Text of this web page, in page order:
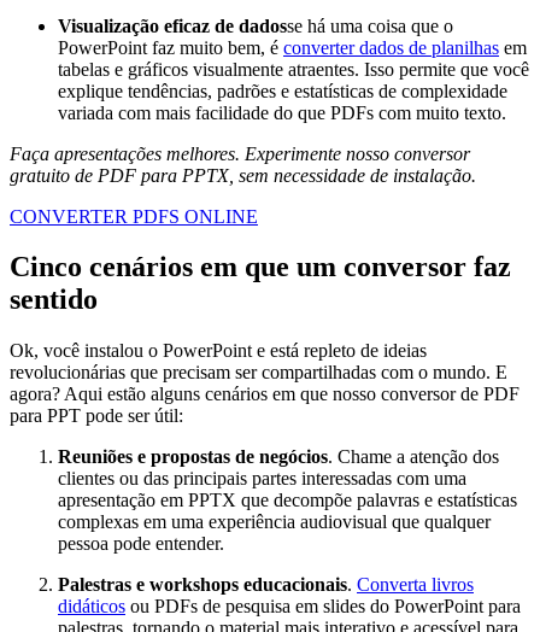
Visualização eficaz de dadosse há uma coisa que o
PowerPoint faz muito bem, é converter dados de planilhas em
tabelas e gráficos visualmente atraentes. Isso permite que você
explique tendências, padrões e estatísticas de complexidade
variada com mais facilidade do que PDFs com muito texto.
Faça apresentações melhores. Experimente nosso conversor
gratuito de PDF para PPTX, sem necessidade de instalação.
CONVERTER PDFS ONLINE
Cinco cenários em que um conversor faz
sentido
Ok, você instalou o PowerPoint e está repleto de ideias
revolucionárias que precisam ser compartilhadas com o mundo. E
agora? Aqui estão alguns cenários em que nosso conversor de PDF
para PPT pode ser útil:
Reuniões e propostas de negócios. Chame a atenção dos
clientes ou das principais partes interessadas com uma
apresentação em PPTX que decompõe palavras e estatísticas
complexas em uma experiência audiovisual que qualquer
pessoa pode entender.
Palestras e workshops educacionais. Converta livros
didáticos ou PDFs de pesquisa em slides do PowerPoint para